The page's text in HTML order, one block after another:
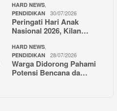
HARD NEWS
PENDIDIKAN 30/07/2026
Peringati Hari Anak
Nasional 2026, Kilan…
HARD NEWS
PENDIDIKAN 28/07/2026
Warga Didorong Pahami
Potensi Bencana da…